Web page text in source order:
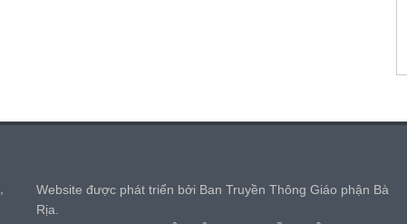
Website được phát triển bởi Ban Truyền Thông Giáo phận Bà
Rịa.